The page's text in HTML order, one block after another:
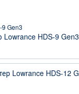
9 Gen3
Lowrance HDS-9 Gen3